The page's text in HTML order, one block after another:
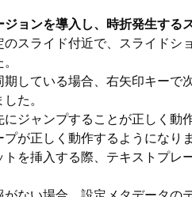
ョンを導入し、時折発生する
スライド付近で、スライドシ
している場合、右矢印キーで
た。
ジャンプすることが正しく動
が正しく動作するようになりま
を挿入する際、テキストプレ